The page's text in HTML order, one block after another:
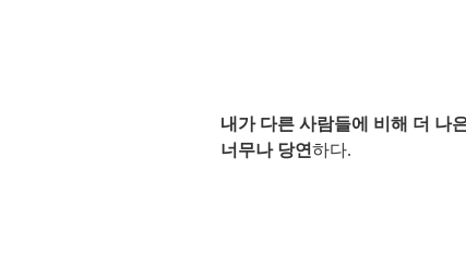
내가 다른 사람들에 비해 더 나
너무나 당연하다.